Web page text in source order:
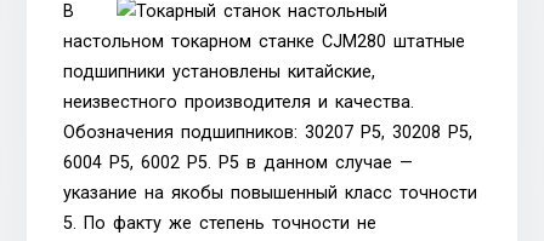
В
настольном токарном станке CJM280 штатные
подшипники установлены китайские,
неизвестного производителя и качества.
Обозначения подшипников: 30207 P5, 30208 P5,
6004 P5, 6002 P5. P5 в данном случае —
указание на якобы повышенный класс точности
5. По факту же степень точности не